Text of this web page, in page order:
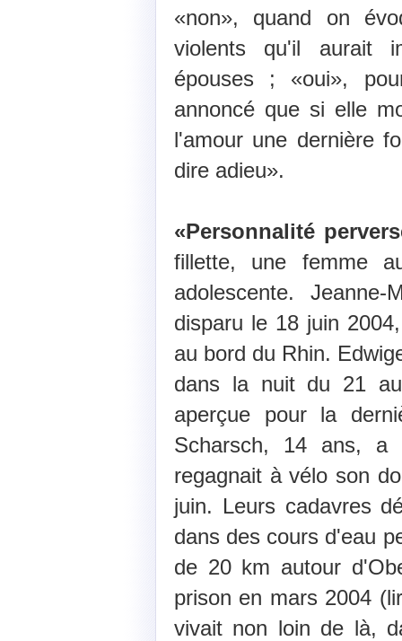
«non», quand on
violents qu'il aurait
épouses ; «oui»,
annoncé que si elle
l'amour une dernière
dire adieu».
«Personnalité
fillette, une femme
adolescente.
disparu le 18 juin
au bord du Rhin.
dans la nuit du 21
aperçue pour la
Scharsch, 14 ans, a
regagnait à vélo son
juin. Leurs cadavres
dans des cours d'eau
de 20 km autour
prison en mars 2004
vivait non loin de là,